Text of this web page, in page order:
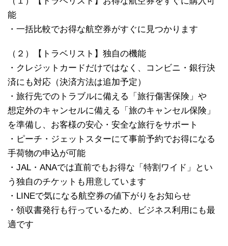
能
・一括比較でお得な航空券がすぐに見つかります
（２）【トラベリスト】独自の機能
・クレジットカードだけではなく、コンビニ・銀行決
済にも対応（決済方法は追加予定）
・旅行先でのトラブルに備える「旅行傷害保険」や
想定外のキャンセルに備える「旅のキャンセル保険」
を準備し、お客様の安心・安全な旅行をサポート
・ピーチ・ジェットスターにて事前予約でお得になる
手荷物の申込が可能
・JAL・ANAでは直前でもお得な「特割ワイド」とい
う独自のチケットも用意しています
・LINEで気になる航空券の値下がりをお知らせ
・領収書発行も行っているため、ビジネス利用にも最
適です